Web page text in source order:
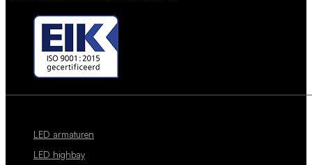
LED armaturen
LED highbay